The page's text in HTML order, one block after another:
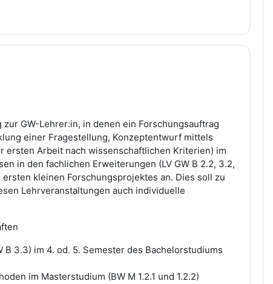
GW-Lehrer:in, in denen ein Forschungsauftrag
einer Fragestellung, Konzeptentwurf mittels
ersten Arbeit nach wissenschaftlichen Kriterien) im
in den fachlichen Erweiterungen (LV GW B 2.2, 3.2,
kleinen Forschungsprojektes an. Dies soll zu
Lehrveranstaltungen auch individuelle
3.3) im 4. od. 5. Semester des Bachelorstudiums
im Masterstudium (BW M 1.2.1 und 1.2.2)